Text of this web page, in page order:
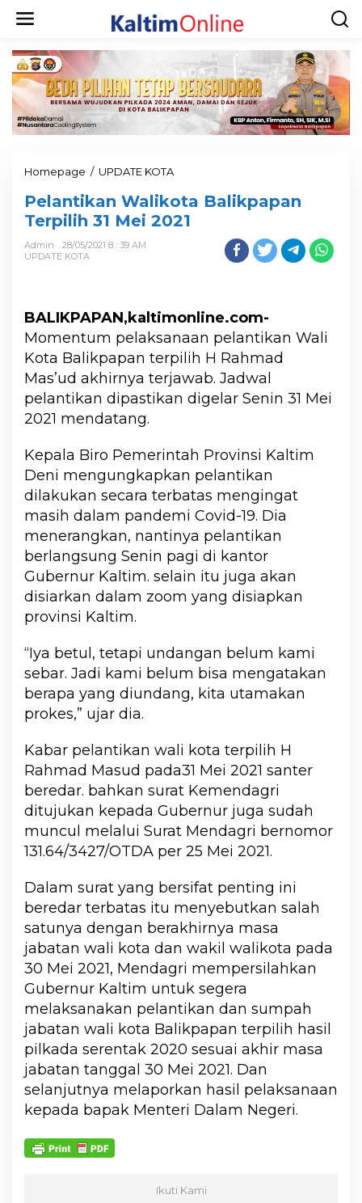
Homepage / UPDATE KOTA
Pelantikan Walikota Balikpapan
Terpilih 31 Mei 2021
Admin
28/05/2021 8 : 39 AM
UPDATE KOTA
BALIKPAPAN,kaltimonline.com-
Momentum pelaksanaan pelantikan Wali
Kota Balikpapan terpilih H Rahmad
Mas’ud akhirnya terjawab. Jadwal
pelantikan dipastikan digelar Senin 31 Mei
2021 mendatang.
Kepala Biro Pemerintah Provinsi Kaltim
Deni mengungkapkan pelantikan
dilakukan secara terbatas mengingat
masih dalam pandemi Covid-19. Dia
menerangkan, nantinya pelantikan
berlangsung Senin pagi di kantor
Gubernur Kaltim. selain itu juga akan
disiarkan dalam zoom yang disiapkan
provinsi Kaltim.
“Iya betul, tetapi undangan belum kami
sebar. Jadi kami belum bisa mengatakan
berapa yang diundang, kita utamakan
prokes,” ujar dia.
Kabar pelantikan wali kota terpilih H
Rahmad Masud pada31 Mei 2021 santer
beredar. bahkan surat Kemendagri
ditujukan kepada Gubernur juga sudah
muncul melalui Surat Mendagri bernomor
131.64/3427/OTDA per 25 Mei 2021.
Dalam surat yang bersifat penting ini
beredar terbatas itu menyebutkan salah
satunya dengan berakhirnya masa
jabatan wali kota dan wakil walikota pada
30 Mei 2021, Mendagri mempersilahkan
Gubernur Kaltim untuk segera
melaksanakan pelantikan dan sumpah
jabatan wali kota Balikpapan terpilih hasil
pilkada serentak 2020 sesuai akhir masa
jabatan tanggal 30 Mei 2021. Dan
selanjutnya melaporkan hasil pelaksanaan
kepada bapak Menteri Dalam Negeri.
Ikuti Kami